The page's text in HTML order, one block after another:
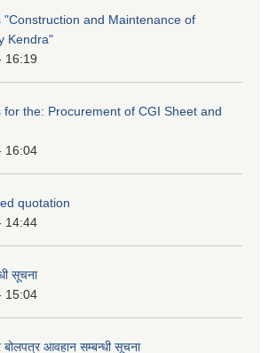
"Construction and Maintenance of
Kendra"
16:19
for the: Procurement of CGI Sheet and
16:04
quotation
14:44
सूचना
15:04
बोलपत्र आवहान सम्बन्धी सूचना